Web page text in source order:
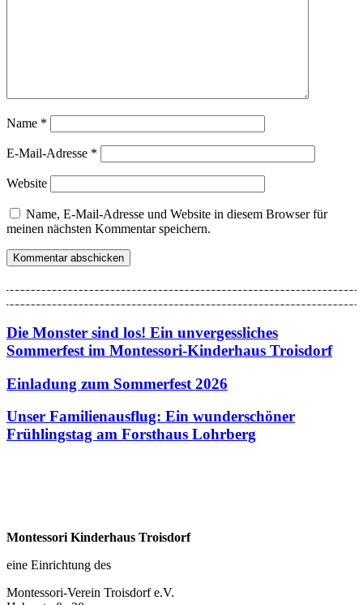
Name *
E-Mail-Adresse *
Website
Name, E-Mail-Adresse und Website in diesem Browser für
meinen nächsten Kommentar speichern.
Die Monster sind los! Ein unvergessliches
Sommerfest im Montessori-Kinderhaus Troisdorf
Einladung zum Sommerfest 2026
Unser Familienausflug: Ein wunderschöner
Frühlingstag am Forsthaus Lohrberg
Montessori Kinderhaus Troisdorf
eine Einrichtung des
Montessori-Verein Troisdorf e.V.